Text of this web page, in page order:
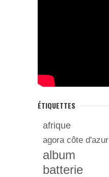
ÉTIQUETTES
afrique
agora côte d'azur
album
batterie